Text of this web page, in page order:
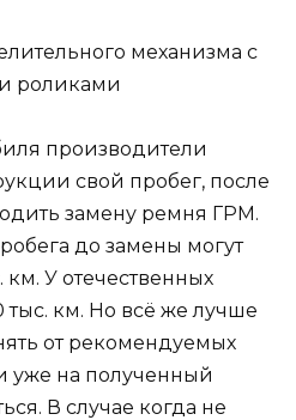
механизма с
роликами
производители
свой пробег, после
замену ремня ГРМ.
до замены могут
км. У отечественных
км. Но всё же лучше
от рекомендуемых
уже на полученный
В случае когда не